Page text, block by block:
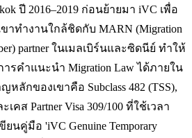
ปี 2016–2019 ก่อนย้ายมา iVC เพื่อ
าทำงานใกล้ชิดกับ MARN (Migration
partner ในเมลเบิร์นและซิดนีย์ ทำให้
ารคำแนะนำ Migration Law ได้ภายใน
ลักของเขาคือ Subclass 482 (TSS),
ะเคส Partner Visa 309/100 ที่ใช้เวลา
นคู่มือ 'iVC Genuine Temporary